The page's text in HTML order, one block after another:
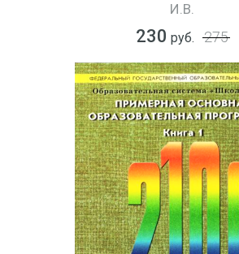
И.В.
230 руб. 275